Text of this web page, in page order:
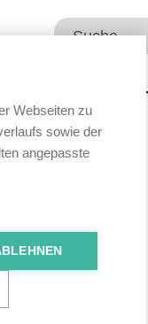
Wir über
Webseiten zu
sowie der
angepasste